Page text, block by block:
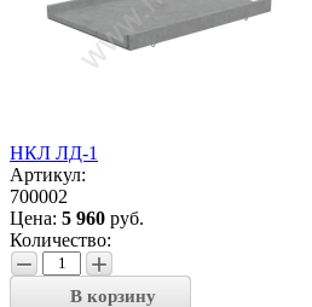
НКЛ ЛД-1
Артикул:
700002
Цена: 5 960 руб.
Количество:
− +
В корзину